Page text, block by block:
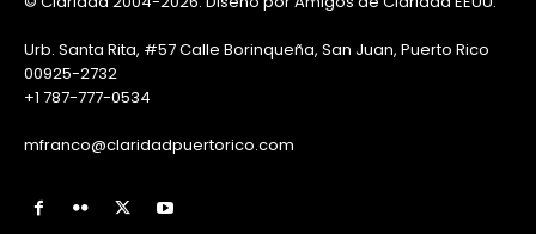
Urb. Santa Rita, #57 Calle Borinqueña, San Juan, Puerto Rico
00925-2732
+1 787-777-0534
mfranco@claridadpuertorico.com